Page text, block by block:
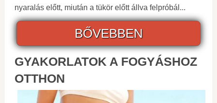
nyaralás előtt, miután a tükör előtt állva felpróbál...
BŐVEBBEN
GYAKORLATOK A FOGYÁSHOZ
OTTHON